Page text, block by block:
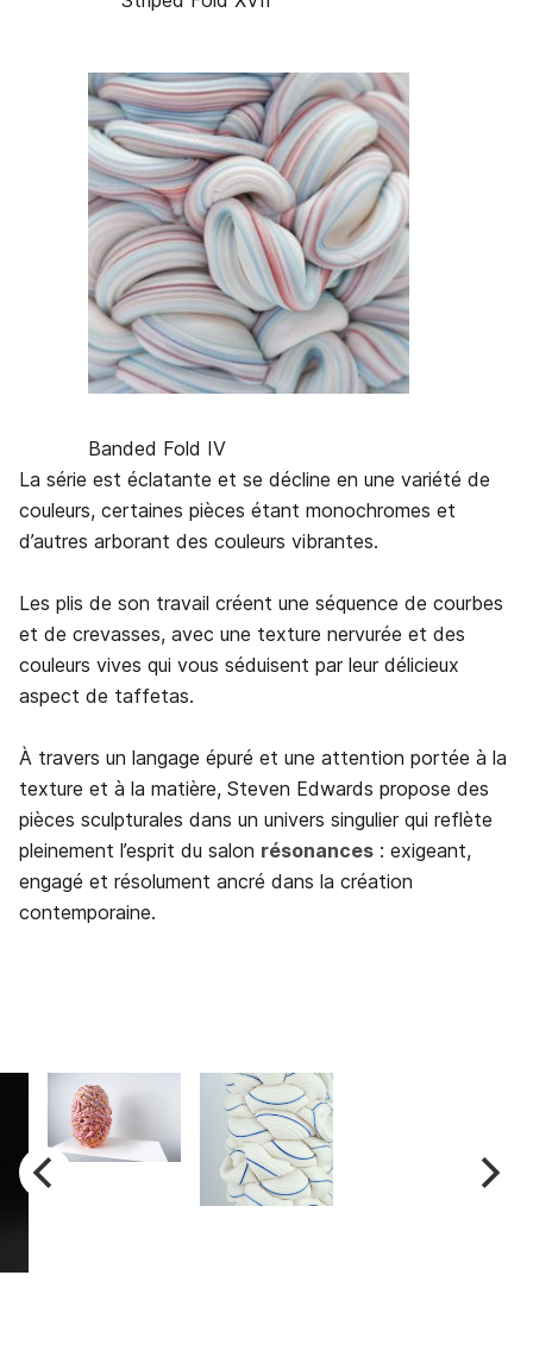
Banded Fold IV
La série est éclatante et se décline en une variété de
couleurs, certaines pièces étant monochromes et
d’autres arborant des couleurs vibrantes.
Les plis de son travail créent une séquence de courbes
et de crevasses, avec une texture nervurée et des
couleurs vives qui vous séduisent par leur délicieux
aspect de taffetas.
À travers un langage épuré et une attention portée à la
texture et à la matière, Steven Edwards propose des
pièces sculpturales dans un univers singulier qui reflète
pleinement l’esprit du salon résonances : exigeant,
engagé et résolument ancré dans la création
contemporaine.